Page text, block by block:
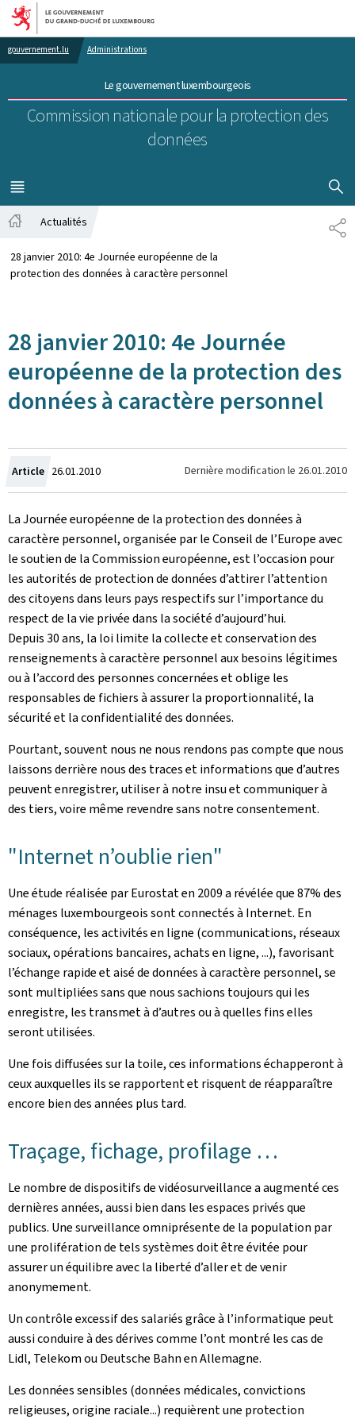
Aller au menu principal
Aller au contenu
gouvernement.lu Administrations
Le gouvernement luxembourgeois
Commission nationale pour la protection des
données
MENU
PRINCIPAL
Actualités
28 janvier 2010: 4e Journée européenne de la
protection des données à caractère personnel
28 janvier 2010: 4e Journée
européenne de la protection des
données à caractère personnel
Article Crée
le
26.01.2010 Dernière modification le 26.01.2010
La Journée européenne de la protection des données à
caractère personnel, organisée par le Conseil de l’Europe avec
le soutien de la Commission européenne, est l’occasion pour
les autorités de protection de données d’attirer l’attention
des citoyens dans leurs pays respectifs sur l’importance du
respect de la vie privée dans la société d’aujourd’hui.
Depuis 30 ans, la loi limite la collecte et conservation des
renseignements à caractère personnel aux besoins légitimes
ou à l’accord des personnes concernées et oblige les
responsables de fichiers à assurer la proportionnalité, la
sécurité et la confidentialité des données.
Pourtant, souvent nous ne nous rendons pas compte que nous
laissons derrière nous des traces et informations que d’autres
peuvent enregistrer, utiliser à notre insu et communiquer à
des tiers, voire même revendre sans notre consentement.
"Internet n’oublie rien"
Une étude réalisée par Eurostat en 2009 a révélée que 87% des
ménages luxembourgeois sont connectés à Internet. En
conséquence, les activités en ligne (communications, réseaux
sociaux, opérations bancaires, achats en ligne, ...), favorisant
l’échange rapide et aisé de données à caractère personnel, se
sont multipliées sans que nous sachions toujours qui les
enregistre, les transmet à d’autres ou à quelles fins elles
seront utilisées.
Une fois diffusées sur la toile, ces informations échapperont à
ceux auxquelles ils se rapportent et risquent de réapparaître
encore bien des années plus tard.
Traçage, fichage, profilage …
Le nombre de dispositifs de vidéosurveillance a augmenté ces
dernières années, aussi bien dans les espaces privés que
publics. Une surveillance omniprésente de la population par
une prolifération de tels systèmes doit être évitée pour
assurer un équilibre avec la liberté d’aller et de venir
anonymement.
Un contrôle excessif des salariés grâce à l’informatique peut
aussi conduire à des dérives comme l’ont montré les cas de
Lidl, Telekom ou Deutsche Bahn en Allemagne.
Les données sensibles (données médicales, convictions
religieuses, origine raciale...) requièrent une protection